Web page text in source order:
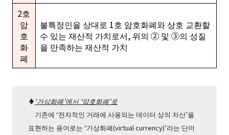
2호
암
호
화
폐
불특정인을 상대로 1호 암호화폐와 상호 교환할
수 있는 재산적 가치로서, 위의 ➁ 및 ③의 성질
을 만족하는 재산적 가치
♦ ‘가상화폐’에서 ‘암호화폐’로
기존에 ‘전자적인 거래에 사용되는 데이터 상의 자산’을
표현하는 용어로는 ‘가상화폐(virtual currency)’라는 단어